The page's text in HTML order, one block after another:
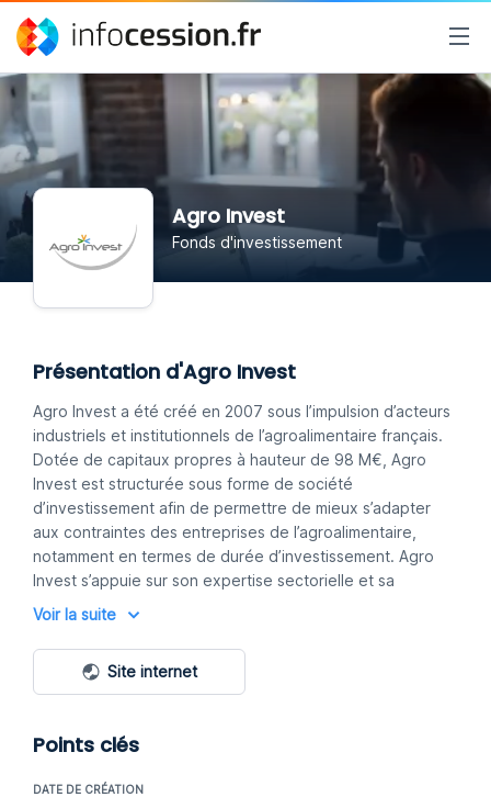
Agro Invest
Fonds d'investissement
Présentation d'Agro Invest
Agro Invest a été créé en 2007 sous l’impulsion d’acteurs
industriels et institutionnels de l’agroalimentaire français.
Dotée de capitaux propres à hauteur de 98 M€, Agro
Invest est structurée sous forme de société
d’investissement afin de permettre de mieux s’adapter
aux contraintes des entreprises de l’agroalimentaire,
notamment en termes de durée d’investissement. Agro
Invest s’appuie sur son expertise sectorielle et sa
compréhension des enjeux des entreprises et de leurs
agroalimentaire français.
Voir la suite
Site internet
Points clés
DATE DE CRÉATION